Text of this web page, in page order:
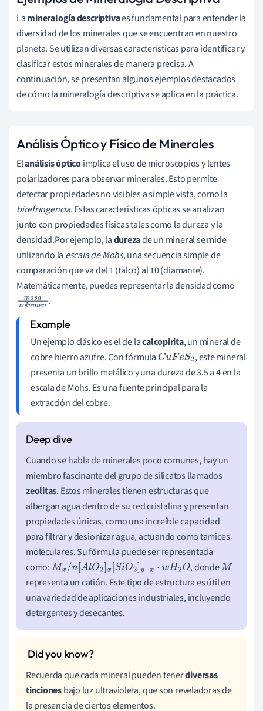
Lamineralogía descriptivaes fundamental para entender la
diversidad de los minerales que se encuentran en nuestro
planeta. Se utilizan diversas características para identificar y
clasificar estos minerales de manera precisa. A
continuación, se presentan algunos ejemplos destacados
de cómo la mineralogía descriptiva se aplica en la práctica.
Análisis Óptico y Físico de Minerales
Elanálisis ópticoimplica el uso de microscopios y lentes
polarizadores para observar minerales. Esto permite
detectar propiedades no visibles a simple vista, como la
birefringencia. Estas características ópticas se analizan
junto con propiedades físicas tales como la dureza y la
densidad.Por ejemplo, ladurezade un mineral se mide
utilizando la escala de Mohs, una secuencia simple de
comparación que va del 1 (talco) al 10 (diamante).
Matemáticamente, puedes representar la densidad como
masavol
u
en
.
Un ejemplo clásico es el de lacalcopirita, un mineral de
cobre hierro azufre. Con fórmula CuFeS2
, este mineral
presenta un brillo metálico y una dureza de 3.5 a 4 en la
escala de Mohs. Es una fuente principal para la
extracción del cobre.
Cuando se habla de minerales poco comunes, hay un
miembro fascinante del grupo de silicatos llamados
zeolitas. Estos minerales tienen estructuras que
albergan agua dentro de su red cristalina y presentan
propiedades únicas, como una increíble capacidad
para filtrar y desionizar agua, actuando como tamices
moleculares. Su fórmula puede ser representada
como:Mx/n[AlO2]x[SiO2]y−x·wH2 O , dondeM
representa un catión. Este tipo de estructura es útil en
una variedad de aplicaciones industriales, incluyendo
detergentes y desecantes.
Recuerda que cada mineral pueden tenerdiversas
tincionesbajo luz ultravioleta, que son reveladoras de
la presencia de ciertos elementos.